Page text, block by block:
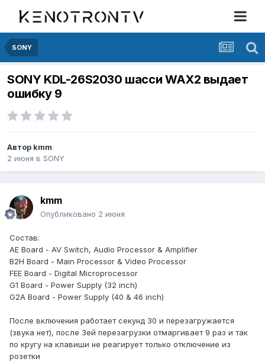
SONY
SONY KDL-26S2030 шасси WAX2 выдает
ошибку 9
Автор kmm
2 июня в SONY
kmm
Опубликовано 2 июня
Состав:
AE Board - AV Switch, Audio Processor & Amplifier
B2H Board - Main Processor & Video Processor
FEE Board - Digital Microprocessor
G1 Board - Power Supply (32 inch)
G2A Board - Power Supply (40 & 46 inch)
После включения работает секунд 30 и перезагружается
(звука нет), после 3ей перезагрузки отмаргивает 9 раз и так
по кругу на клавиши не реагирует только отключение из
розетки